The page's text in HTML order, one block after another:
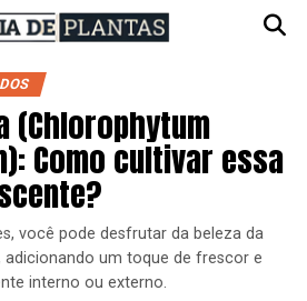
(Chlorophytum
Como cultivar essa
você pode desfrutar da beleza da
adicionando um toque de frescor e
interno ou externo.